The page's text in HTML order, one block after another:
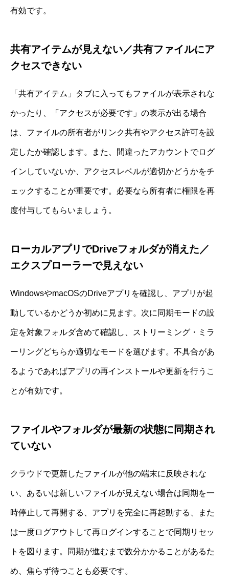
有効です。
共有アイテムが見えない／共有ファイルにア
クセスできない
「共有アイテム」タブに入ってもファイルが表示されな
かったり、「アクセスが必要です」の表示が出る場合
は、ファイルの所有者がリンク共有やアクセス許可を設
定したか確認します。また、間違ったアカウントでログ
インしていないか、アクセスレベルが適切かどうかをチ
ェックすることが重要です。必要なら所有者に権限を再
度付与してもらいましょう。
ローカルアプリでDriveフォルダが消えた／
エクスプローラーで見えない
WindowsやmacOSのDriveアプリを確認し、アプリが起
動しているかどうか初めに見ます。次に同期モードの設
定を対象フォルダ含めて確認し、ストリーミング・ミラ
ーリングどちらか適切なモードを選びます。不具合があ
るようであればアプリの再インストールや更新を行うこ
とが有効です。
ファイルやフォルダが最新の状態に同期され
ていない
クラウドで更新したファイルが他の端末に反映されな
い、あるいは新しいファイルが見えない場合は同期を一
時停止して再開する、アプリを完全に再起動する、また
は一度ログアウトして再ログインすることで同期リセッ
トを図ります。同期が進むまで数分かかることがあるた
め、焦らず待つことも必要です。